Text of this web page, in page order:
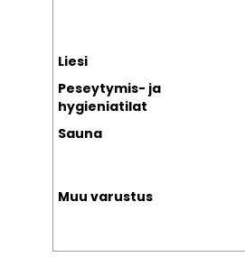
Liesi
Peseytymis- ja
hygieniatilat
Sauna
Muu varustus